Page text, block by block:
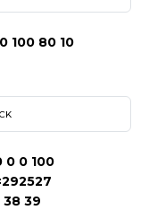
100 80 10
0 0 100
38 39